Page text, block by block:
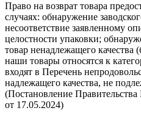
Право на возврат товара
случаях: обнаружение
несоответствие заявленному
целостности упаковки;
товар ненадлежащего качества
наши товары относятся к
входят в Перечень
надлежащего качества, не
(Постановление
от 17.05.2024)